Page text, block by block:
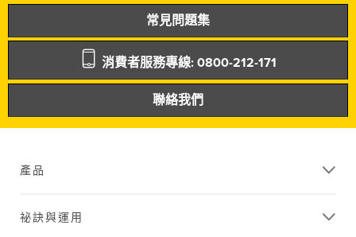
常見問題集
消費者服務專線: 0800-212-171
聯絡我們
產品
祕訣與運用